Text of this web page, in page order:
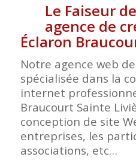
Le Faiseur
agence de
Éclaron
Notre agence web
spécialisée dans la
internet
Braucourt Sainte
conception de site
entreprises, les
associations, etc…